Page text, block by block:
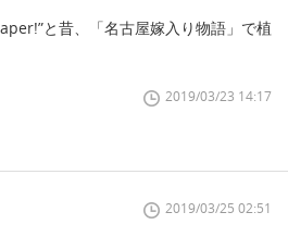
と昔、「名古屋嫁入り物語」で植
2019/03/23 14:17
2019/03/25 02:51